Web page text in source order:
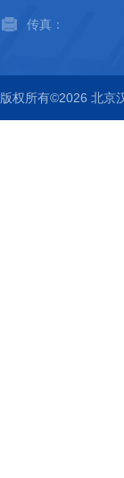
传真：
版权所有©2026 北京